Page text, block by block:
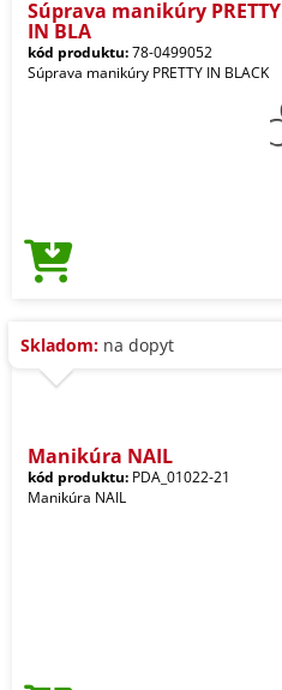
Súprava manikúry PRETTY
IN BLA
kód produktu:78-0499052
Súprava manikúry PRETTY IN BLACK
Skladom: na dopyt
Manikúra NAIL
kód produktu: PDA_01022-21
Manikúra NAIL